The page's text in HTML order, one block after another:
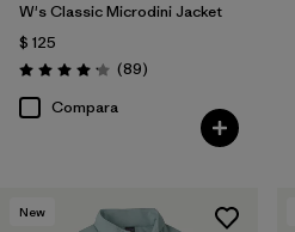
W's Classic Microdini Jacket
$ 125
Valoración: 4.1 / 5
(89Comentarios
)
Compara
New